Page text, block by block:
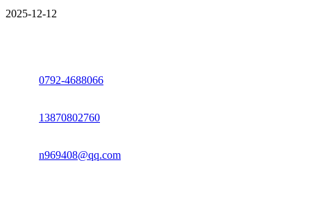
2025-12-12
0792-4688066
13870802760
n969408@qq.com